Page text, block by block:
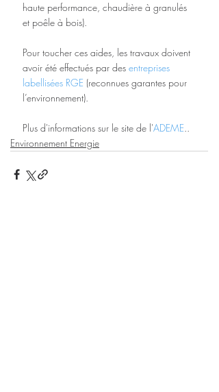
haute performance, chaudière à granulés
et poêle à bois).
Pour toucher ces aides, les travaux doivent
avoir été effectués par des entreprises
labellisées RGE (reconnues garantes pour
l’environnement).
Plus d'informations sur le site de l'ADEME..
Environnement Energie